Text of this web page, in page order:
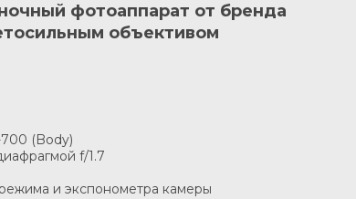
фотоаппарат от бренда
объективом
(Body)
f/1.7
и экспонометра камеры